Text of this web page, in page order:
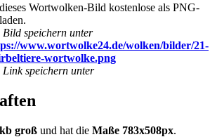
Wortwolken-Bild kostenlose als PNG-
speichern unter
www.wortwolke24.de/wolken/bilder/21-
wortwolke.png
speichern unter
groß und hat die Maße 783x508px.